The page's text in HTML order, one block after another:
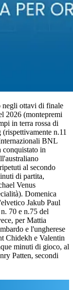
negli ottavi di finale
2026 (montepremi
in terra rossa di
n.11
BNL
in
al secondo
di partita,
Venus
Domenica
Jakub Paul
70 e n.75 del
per Mattia
e l'ungherese
Chidekh e Valentin
minuti di gioco, al
Patten, secondi